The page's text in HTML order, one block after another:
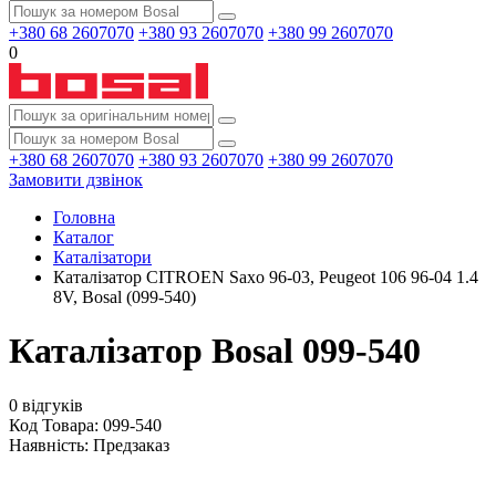
+380 68 2607070 +380 93 2607070 +380 99 2607070
0
+380 68 2607070 +380 93 2607070 +380 99 2607070
Замовити дзвінок
Головна
Каталог
Каталізатори
Каталізатор CITROEN Saxo 96-03, Peugeot 106 96-04 1.4
8V, Bosal (099-540)
Каталізатор Bosal 099-540
0 відгуків
Код Товара: 099-540
Наявність: Предзаказ